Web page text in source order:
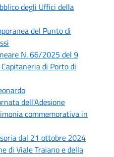
degli Uffici della
del Punto di
N. 66/2025 del 9
di Porto di
dell'Adesione
commemorativa in
dal 21 ottobre 2024
di Viale Traiano e della